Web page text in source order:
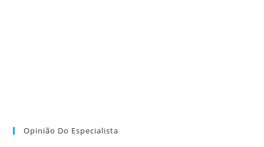
Opinião Do Especialista